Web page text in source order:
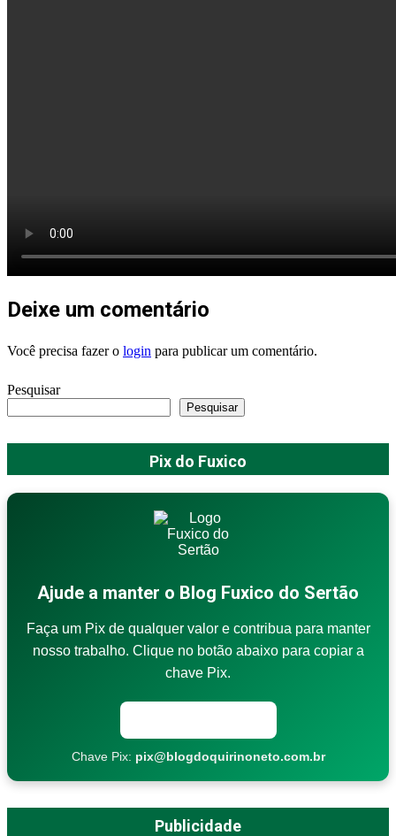
Deixe um comentário
Você precisa fazer o login para publicar um comentário.
Pesquisar
Pesquisar
Pix do Fuxico
Ajude a manter o Blog Fuxico do Sertão
Faça um Pix de qualquer valor e contribua para manter
nosso trabalho. Clique no botão abaixo para copiar a
chave Pix.
Chave Pix: pix@blogdoquirinoneto.com.br
Publicidade